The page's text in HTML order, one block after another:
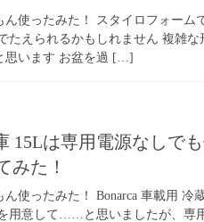
使ったみた！ スタイロフォーム
たえられるかもしれません 複雑な
思います お盆を過 […]
15Lは専用電源なしで
みた！
使ったみた！ Bonarca 車載用 冷
用意して……と思いましたが、専